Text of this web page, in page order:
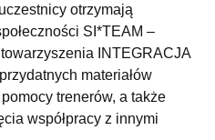
otrzymają
SI*TEAM –
INTEGRACJA
materiałów
trenerów, a także
współpracy z innymi